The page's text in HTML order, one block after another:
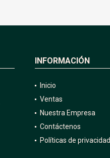
INFORMACIÓN
Inicio
Ventas
Nuestra Empresa
Contáctenos
Políticas de privacidad